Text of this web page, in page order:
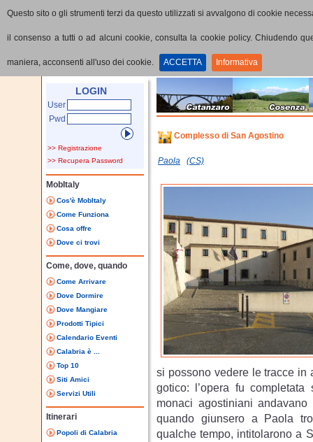
Questo sito o gli strumenti terzi da questo utilizzati si avvalgono di cookie
il consenso a tutti o ad alcuni cookie, consulta la cookie policy. Chiudendo
maniera, acconsenti all'uso dei cookie. ACCETTA Informativa
Dettaglio PoI
LOGIN
User
Pwd
>> Registrazione
>> Recupera Password
MobItaly
Cos'è MobItaly
Come Funziona
Cosa offre
Dove ci trovi
Come, dove, quando
Come Arrivare
Dove Dormire
Dove Mangiare
Prodotti Tipici
Calendario Eventi
Calabria è ...
Top 10
Siti Amici
Servizi Utili
Itinerari
Popoli di Calabria
Complesso di San Agostino
Paola (CS)
si possono vedere le tracce in
gotico: l’opera fu
monaci agostiniani
quando giunsero a Paola
qualche tempo, intitolarono a